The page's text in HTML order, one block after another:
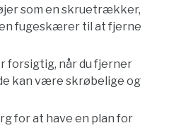
som en skruetrækker,
fugeskærer til at fjerne
forsigtig, når du fjerner
kan være skrøbelige og
for at have en plan for